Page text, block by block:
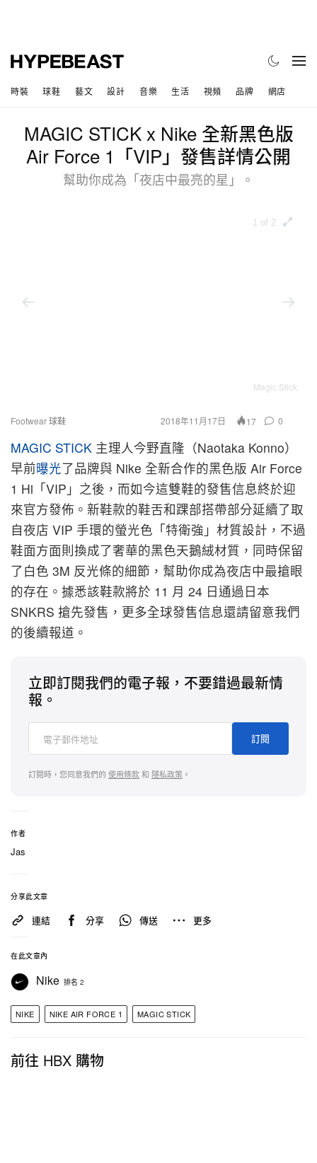
時裝 球鞋 藝文 設計 音樂 生活 視頻 品牌 網店
MAGIC STICK x Nike 全新黑色版
Air Force 1「VIP」發售詳情公開
幫助你成為「夜店中最亮的星」。
1 of 2
Magic Stick
Footwear 球鞋 2018年11月17日 17 0
MAGIC STICK 主理人今野直隆（Naotaka Konno）
早前曝光了品牌與 Nike 全新合作的黑色版 Air Force
1 Hi「VIP」之後，而如今這雙鞋的發售信息終於迎
來官方發佈。新鞋款的鞋舌和踝部搭帶部分延續了取
自夜店 VIP 手環的螢光色「特衛強」材質設計，不過
鞋面方面則換成了奢華的黑色天鵝絨材質，同時保留
了白色 3M 反光條的細節，幫助你成為夜店中最搶眼
的存在。據悉該鞋款將於 11 月 24 日通過日本
SNKRS 搶先發售，更多全球發售信息還請留意我們
的後續報道。
立即訂閱我們的電子報，不要錯過最新情
報。
訂閱
訂閱時，您同意我們的 使用條款和 隱私政策 。
作者
Jas
分享此文章
連結 分享 傳送 更多
在此文章內
Nike 排名 2
NIKE NIKE AIR FORCE 1 MAGIC STICK
前往 HBX 購物